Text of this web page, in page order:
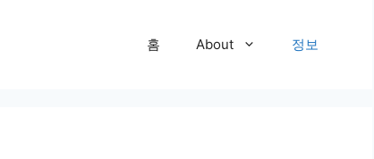
홈 About 정보